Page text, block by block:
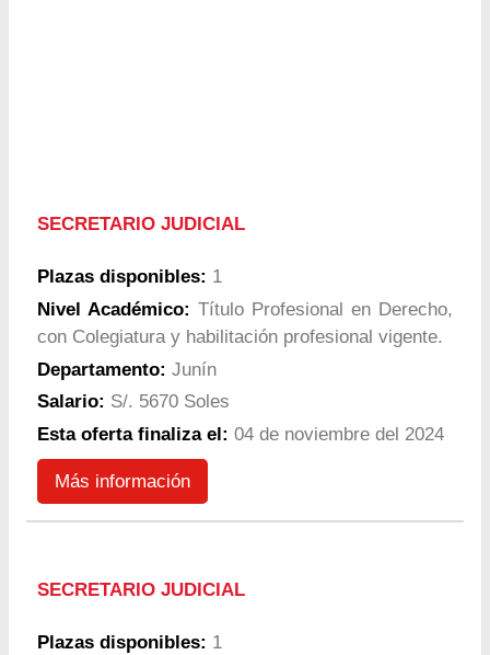
SECRETARIO JUDICIAL
Plazas disponibles: 1
Nivel Académico: Título Profesional en Derecho,
con Colegiatura y habilitación profesional vigente.
Departamento: Junín
Salario: S/. 5670 Soles
Esta oferta finaliza el: 04 de noviembre del 2024
Más información
SECRETARIO JUDICIAL
Plazas disponibles: 1